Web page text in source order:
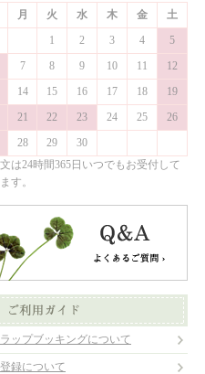
月 火 水 木 金
土
1
2 3 4
5
7 8 9 10 11
12
14 15 16 17 18
19
21 22 23 24 25
26
28 29
30
は24時間365日いつでもお受付して
す。
ップブッキングについて
録について